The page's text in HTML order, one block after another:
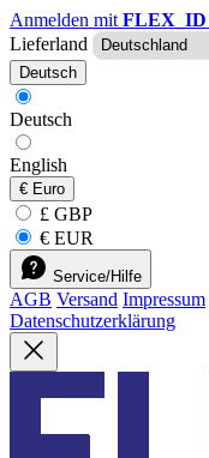
Anmelden mit FLEX_ID
Lieferland
Deutsch
Deutsch
English
€ Euro
£ GBP
€ EUR
Service/Hilfe
AGB Versand Impressum
Datenschutzerklärung